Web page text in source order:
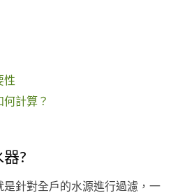
性
計算？
?
針對全戶的水源進行過濾，一